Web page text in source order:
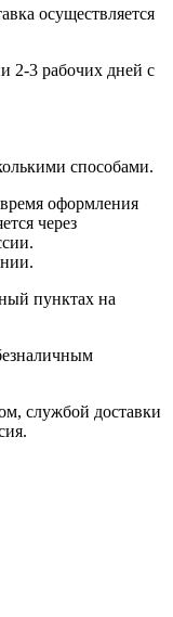
осуществляется
2-3 рабочих дней с
способами.
оформления
через
пунктах на
службой доставки